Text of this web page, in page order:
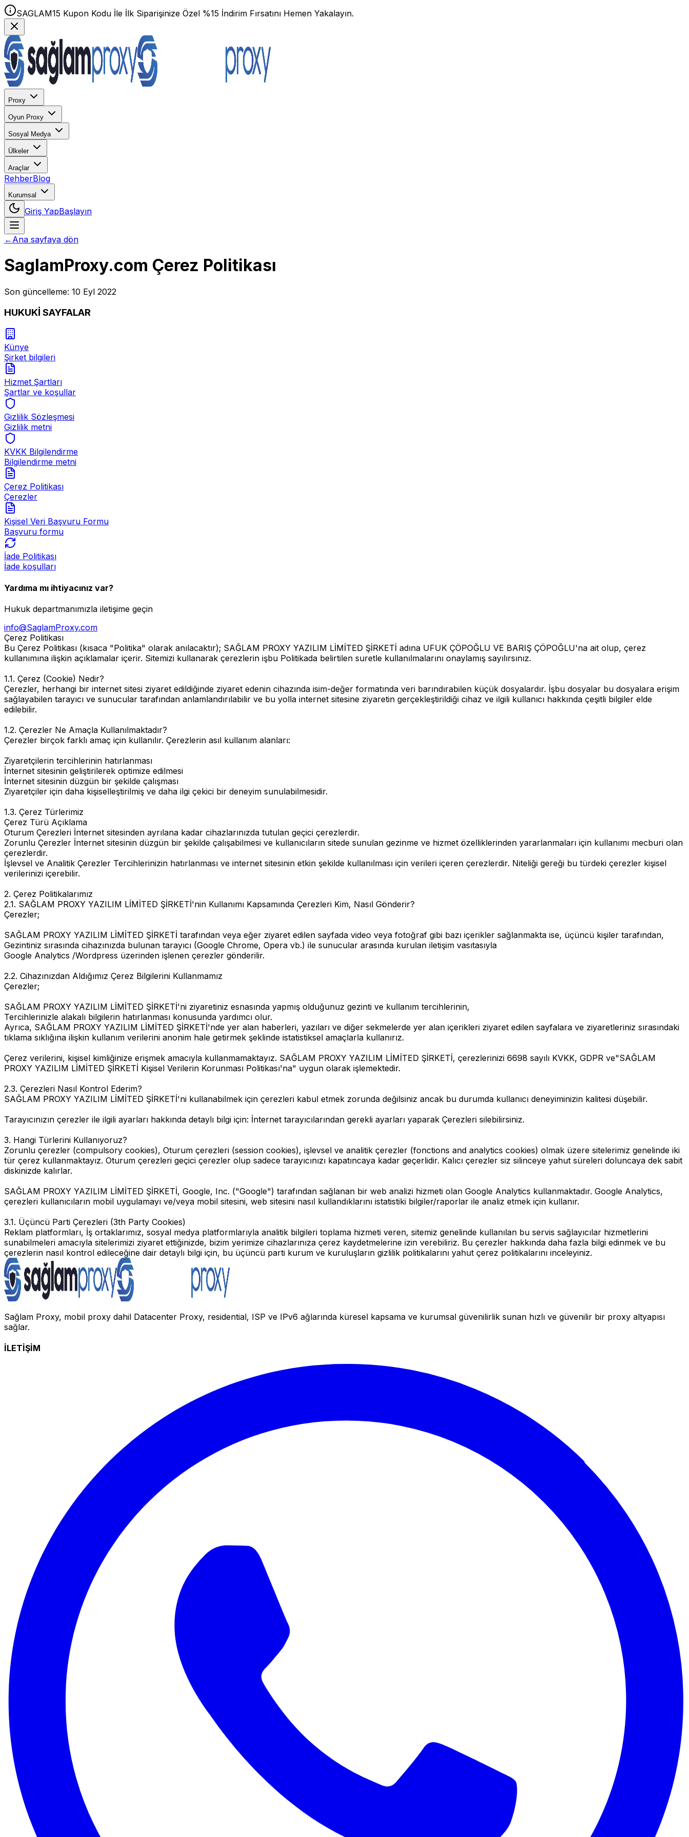
SAGLAM15 Kupon Kodu İle İlk Siparişinize Özel %15 İndirim Fırsatını Hemen Yakalayın.
Proxy
Oyun Proxy
Sosyal Medya
Ülkeler
Araçlar
RehberBlog
Kurumsal
Giriş YapBaşlayın
← Ana sayfaya dön
SaglamProxy.com Çerez Politikası
Son güncelleme: 10 Eyl 2022
HUKUKİ SAYFALAR
Künye
Şirket bilgileri
Hizmet Şartları
Şartlar ve koşullar
Gizlilik Sözleşmesi
Gizlilik metni
KVKK Bilgilendirme
Bilgilendirme metni
Çerez Politikası
Çerezler
Kişisel Veri Başvuru Formu
Başvuru formu
İade Politikası
İade koşulları
Yardıma mı ihtiyacınız var?
Hukuk departmanımızla iletişime geçin
info@SaglamProxy.com
Çerez Politikası
Bu Çerez Politikası (kısaca "Politika" olarak anılacaktır); SAĞLAM PROXY YAZILIM LİMİTED ŞİRKETİ adına UFUK ÇÖPOĞLU VE BARIŞ ÇÖPOĞLU'na ait olup, çerez
kullanımına ilişkin açıklamalar içerir. Sitemizi kullanarak çerezlerin işbu Politikada belirtilen suretle kullanılmalarını onaylamış sayılırsınız.
1.1. Çerez (Cookie) Nedir?
Çerezler, herhangi bir internet sitesi ziyaret edildiğinde ziyaret edenin cihazında isim-değer formatında veri barındırabilen küçük dosyalardır. İşbu dosyalar bu dosyalara erişim
sağlayabilen tarayıcı ve sunucular tarafından anlamlandırılabilir ve bu yolla internet sitesine ziyaretin gerçekleştirildiği cihaz ve ilgili kullanıcı hakkında çeşitli bilgiler elde
edilebilir.
1.2. Çerezler Ne Amaçla Kullanılmaktadır?
Çerezler birçok farklı amaç için kullanılır. Çerezlerin asıl kullanım alanları:
Ziyaretçilerin tercihlerinin hatırlanması
İnternet sitesinin geliştirilerek optimize edilmesi
İnternet sitesinin düzgün bir şekilde çalışması
Ziyaretçiler için daha kişiselleştirilmiş ve daha ilgi çekici bir deneyim sunulabilmesidir.
1.3. Çerez Türlerimiz
Çerez Türü Açıklama
Oturum Çerezleri İnternet sitesinden ayrılana kadar cihazlarınızda tutulan geçici çerezlerdir.
Zorunlu Çerezler İnternet sitesinin düzgün bir şekilde çalışabilmesi ve kullanıcıların sitede sunulan gezinme ve hizmet özelliklerinden yararlanmaları için kullanımı mecburi olan
çerezlerdir.
İşlevsel ve Analitik Çerezler Tercihlerinizin hatırlanması ve internet sitesinin etkin şekilde kullanılması için verileri içeren çerezlerdir. Niteliği gereği bu türdeki çerezler kişisel
verilerinizi içerebilir.
2. Çerez Politikalarımız
2.1. SAĞLAM PROXY YAZILIM LİMİTED ŞİRKETİ'nin Kullanımı Kapsamında Çerezleri Kim, Nasıl Gönderir?
Çerezler;
SAĞLAM PROXY YAZILIM LİMİTED ŞİRKETİ tarafından veya eğer ziyaret edilen sayfada video veya fotoğraf gibi bazı içerikler sağlanmakta ise, üçüncü kişiler tarafından,
Gezintiniz sırasında cihazınızda bulunan tarayıcı (Google Chrome, Opera vb.) ile sunucular arasında kurulan iletişim vasıtasıyla
Google Analytics /Wordpress üzerinden işlenen çerezler gönderilir.
2.2. Cihazınızdan Aldığımız Çerez Bilgilerini Kullanmamız
Çerezler;
SAĞLAM PROXY YAZILIM LİMİTED ŞİRKETİ'ni ziyaretiniz esnasında yapmış olduğunuz gezinti ve kullanım tercihlerinin,
Tercihlerinizle alakalı bilgilerin hatırlanması konusunda yardımcı olur.
Ayrıca, SAĞLAM PROXY YAZILIM LİMİTED ŞİRKETİ'nde yer alan haberleri, yazıları ve diğer sekmelerde yer alan içerikleri ziyaret edilen sayfalara ve ziyaretleriniz sırasındaki
tıklama sıklığına ilişkin kullanım verilerini anonim hale getirmek şeklinde istatistiksel amaçlarla kullanırız.
Çerez verilerini, kişisel kimliğinize erişmek amacıyla kullanmamaktayız. SAĞLAM PROXY YAZILIM LİMİTED ŞİRKETİ, çerezlerinizi 6698 sayılı KVKK, GDPR ve"SAĞLAM
PROXY YAZILIM LİMİTED ŞİRKETİ Kişisel Verilerin Korunması Politikası'na" uygun olarak işlemektedir.
2.3. Çerezleri Nasıl Kontrol Ederim?
SAĞLAM PROXY YAZILIM LİMİTED ŞİRKETİ'ni kullanabilmek için çerezleri kabul etmek zorunda değilsiniz ancak bu durumda kullanıcı deneyiminizin kalitesi düşebilir.
Tarayıcınızın çerezler ile ilgili ayarları hakkında detaylı bilgi için: İnternet tarayıcılarından gerekli ayarları yaparak Çerezleri silebilirsiniz.
3. Hangi Türlerini Kullanıyoruz?
Zorunlu çerezler (compulsory cookies), Oturum çerezleri (session cookies), işlevsel ve analitik çerezler (fonctions and analytics cookies) olmak üzere sitelerimiz genelinde iki
tür çerez kullanmaktayız. Oturum çerezleri geçici çerezler olup sadece tarayıcınızı kapatıncaya kadar geçerlidir. Kalıcı çerezler siz silinceye yahut süreleri doluncaya dek sabit
diskinizde kalırlar.
SAĞLAM PROXY YAZILIM LİMİTED ŞİRKETİ, Google, Inc. ("Google") tarafından sağlanan bir web analizi hizmeti olan Google Analytics kullanmaktadır. Google Analytics,
çerezleri kullanıcıların mobil uygulamayı ve/veya mobil sitesini, web sitesini nasıl kullandıklarını istatistiki bilgiler/raporlar ile analiz etmek için kullanır.
3.1. Üçüncü Parti Çerezleri (3th Party Cookies)
Reklam platformları, İş ortaklarımız, sosyal medya platformlarıyla analitik bilgileri toplama hizmeti veren, sitemiz genelinde kullanılan bu servis sağlayıcılar hizmetlerini
sunabilmeleri amacıyla sitelerimizi ziyaret ettiğinizde, bizim yerimize cihazlarınıza çerez kaydetmelerine izin verebiliriz. Bu çerezler hakkında daha fazla bilgi edinmek ve bu
çerezlerin nasıl kontrol edileceğine dair detaylı bilgi için, bu üçüncü parti kurum ve kuruluşların gizlilik politikalarını yahut çerez politikalarını inceleyiniz.
Sağlam Proxy, mobil proxy dahil Datacenter Proxy, residential, ISP ve IPv6 ağlarında küresel kapsama ve kurumsal güvenilirlik sunan hızlı ve güvenilir bir proxy altyapısı
sağlar.
İLETİŞİM